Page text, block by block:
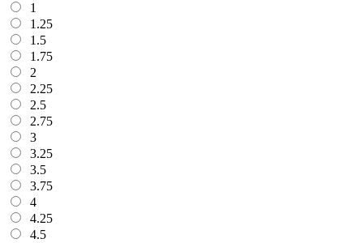
1
1.25
1.5
1.75
2
2.25
2.5
2.75
3
3.25
3.5
3.75
4
4.25
4.5